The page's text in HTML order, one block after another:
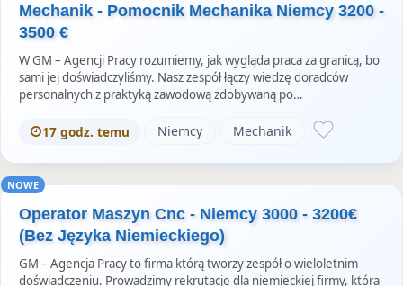
Mechanik - Pomocnik Mechanika Niemcy 3200 -
3500 €
W GM – Agencji Pracy rozumiemy, jak wygląda praca za granicą, bo
sami jej doświadczyliśmy. Nasz zespół łączy wiedzę doradców
personalnych z praktyką zawodową zdobywaną po…
17 godz. temu Niemcy Mechanik
NOWE
Operator Maszyn Cnc - Niemcy 3000 - 3200€
(Bez Języka Niemieckiego)
GM – Agencja Pracy to firma którą tworzy zespół o wieloletnim
doświadczeniu. Prowadzimy rekrutację dla niemieckiej firmy, która